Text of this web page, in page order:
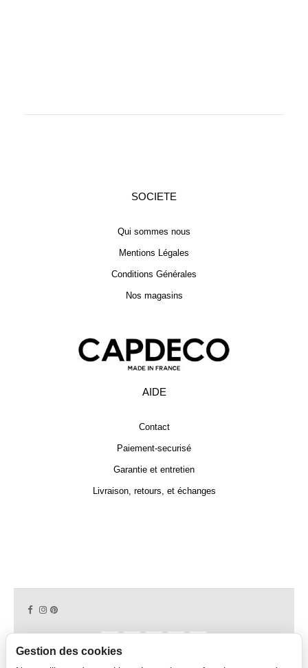
SOCIETE
Qui sommes nous
Mentions Légales
Conditions Générales
Nos magasins
AIDE
Contact
Paiement-securisé
Garantie et entretien
Livraison, retours, et échanges
Gestion des cookies